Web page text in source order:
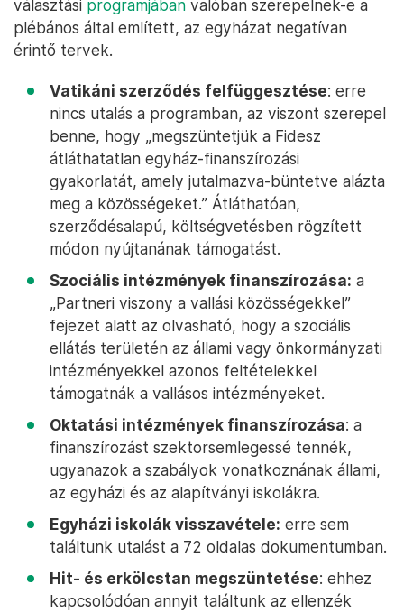
választási programjában valóban szerepelnek-e a
plébános által említett, az egyházat negatívan
érintő tervek.
Vatikáni szerződés felfüggesztése: erre
nincs utalás a programban, az viszont szerepel
benne, hogy „megszüntetjük a Fidesz
átláthatatlan egyház-finanszírozási
gyakorlatát, amely jutalmazva-büntetve alázta
meg a közösségeket.” Átláthatóan,
szerződésalapú, költségvetésben rögzített
módon nyújtanának támogatást.
Szociális intézmények finanszírozása: a
„Partneri viszony a vallási közösségekkel”
fejezet alatt az olvasható, hogy a szociális
ellátás területén az állami vagy önkormányzati
intézményekkel azonos feltételekkel
támogatnák a vallásos intézményeket.
Oktatási intézmények finanszírozása: a
finanszírozást szektorsemlegessé tennék,
ugyanazok a szabályok vonatkoznának állami,
az egyházi és az alapítványi iskolákra.
Egyházi iskolák visszavétele: erre sem
találtunk utalást a 72 oldalas dokumentumban.
Hit- és erkölcstan megszüntetése: ehhez
kapcsolódóan annyit találtunk az ellenzék